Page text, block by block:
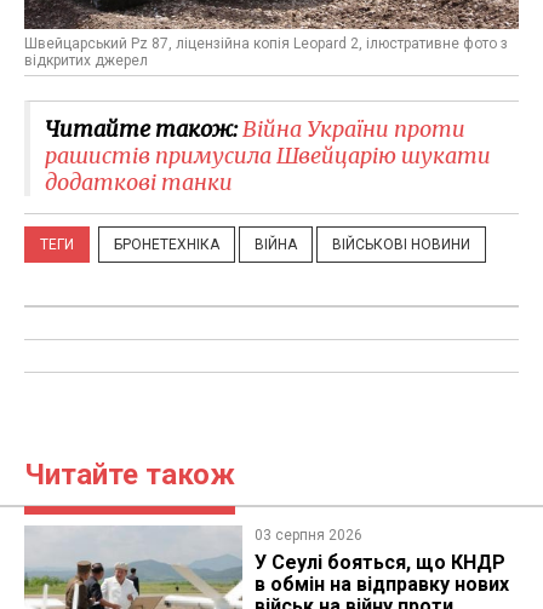
Швейцарський Pz 87, ліцензійна копія Leopard 2, ілюстративне фото з
відкритих джерел
Читайте також:Війна України проти
рашистів примусила Швейцарію шукати
додаткові танки
ТЕГИ БРОНЕТЕХНІКА ВІЙНА ВІЙСЬКОВІ НОВИНИ
Читайте також
03 серпня 2026
У Сеулі бояться, що КНДР
в обмін на відправку нових